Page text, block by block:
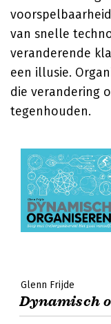
van snelle
veranderende
een illusie.
die verandering
tegenhouden.
Glenn Frijde
Dynamisch